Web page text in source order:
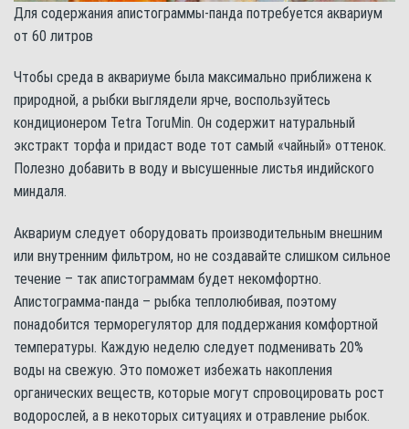
Для содержания апистограммы-панда потребуется аквариум
от 60 литров
Чтобы среда в аквариуме была максимально приближена к
природной, а рыбки выглядели ярче, воспользуйтесь
кондиционером Tetra ToruMin. Он содержит натуральный
экстракт торфа и придаст воде тот самый «чайный» оттенок.
Полезно добавить в воду и высушенные листья индийского
миндаля.
Аквариум следует оборудовать производительным внешним
или внутренним фильтром, но не создавайте слишком сильное
течение – так апистограммам будет некомфортно.
Апистограмма-панда – рыбка теплолюбивая, поэтому
понадобится терморегулятор для поддержания комфортной
температуры. Каждую неделю следует подменивать 20%
воды на свежую. Это поможет избежать накопления
органических веществ, которые могут спровоцировать рост
водорослей, а в некоторых ситуациях и отравление рыбок.